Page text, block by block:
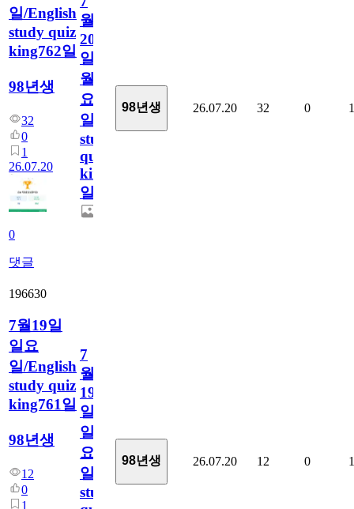
일/English
study quiz
king762일
98년생
32
0
1
26.07.20
0
댓글
월
20
일
월
요
일/English
study
quiz
king762
일
98년생 26.07.20 32 0 1
196630
7월19일
일요
일/English
study quiz
king761일
98년생
12
0
1
7
월
19
일
일
요
일/English
study
98년생 26.07.20 12 0 1